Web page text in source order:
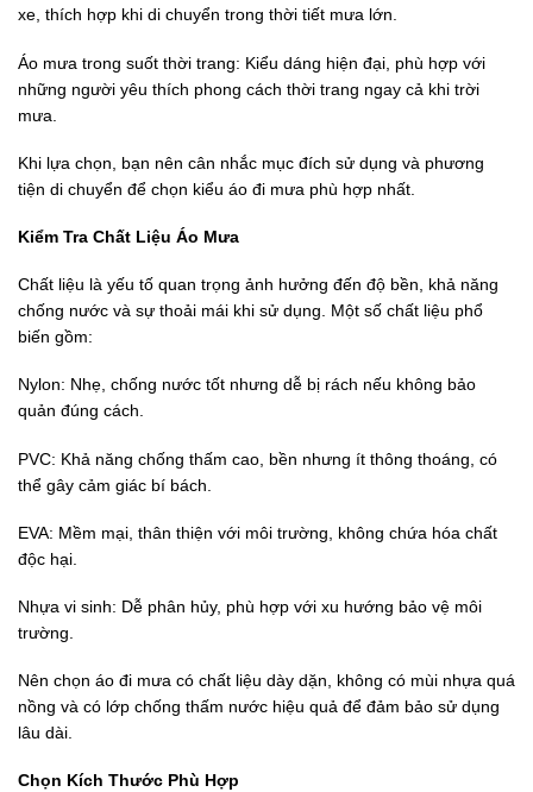
xe, thích hợp khi di chuyển trong thời tiết mưa lớn.
Áo mưa trong suốt thời trang: Kiểu dáng hiện đại, phù hợp với
những người yêu thích phong cách thời trang ngay cả khi trời
mưa.
Khi lựa chọn, bạn nên cân nhắc mục đích sử dụng và phương
tiện di chuyển để chọn kiểu áo đi mưa phù hợp nhất.
Kiểm Tra Chất Liệu Áo Mưa
Chất liệu là yếu tố quan trọng ảnh hưởng đến độ bền, khả năng
chống nước và sự thoải mái khi sử dụng. Một số chất liệu phổ
biến gồm:
Nylon: Nhẹ, chống nước tốt nhưng dễ bị rách nếu không bảo
quản đúng cách.
PVC: Khả năng chống thấm cao, bền nhưng ít thông thoáng, có
thể gây cảm giác bí bách.
EVA: Mềm mại, thân thiện với môi trường, không chứa hóa chất
độc hại.
Nhựa vi sinh: Dễ phân hủy, phù hợp với xu hướng bảo vệ môi
trường.
Nên chọn áo đi mưa có chất liệu dày dặn, không có mùi nhựa quá
nồng và có lớp chống thấm nước hiệu quả để đảm bảo sử dụng
lâu dài.
Chọn Kích Thước Phù Hợp